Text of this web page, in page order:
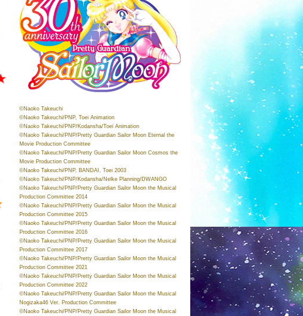
©Naoko Takeuchi
©Naoko Takeuchi/PNP, Toei Animation
©Naoko Takeuchi/PNP/Kodansha/Toei Animation
©Naoko Takeuchi/PNP/Pretty Guardian Sailor Moon Eternal the
Movie Production Committee
©Naoko Takeuchi/PNP/Pretty Guardian Sailor Moon Cosmos the
Movie Production Committee
©Naoko Takeuchi/PNP, BANDAI, Toei 2003
©Naoko Takeuchi/PNP/Kodansha/Nelke Planning/DWANGO
©Naoko Takeuchi/PNP/Pretty Guardian Sailor Moon the Musical
Production Committee 2014
©Naoko Takeuchi/PNP/Pretty Guardian Sailor Moon the Musical
Production Committee 2015
©Naoko Takeuchi/PNP/Pretty Guardian Sailor Moon the Musical
Production Committee 2016
©Naoko Takeuchi/PNP/Pretty Guardian Sailor Moon the Musical
Production Committee 2017
©Naoko Takeuchi/PNP/Pretty Guardian Sailor Moon the Musical
Production Committee 2021
©Naoko Takeuchi/PNP/Pretty Guardian Sailor Moon the Musical
Production Committee 2022
©Naoko Takeuchi/PNP/Pretty Guardian Sailor Moon the Musical
Nogizaka46 Ver. Production Committee
©Naoko Takeuchi/PNP/Pretty Guardian Sailor Moon the Musical